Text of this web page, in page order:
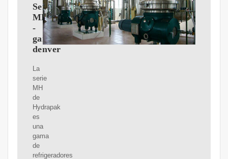
Serie
MH
-
gardner-
denver
La
serie
MH
de
Hydrapak
es
una
gama
de
refrigeradores